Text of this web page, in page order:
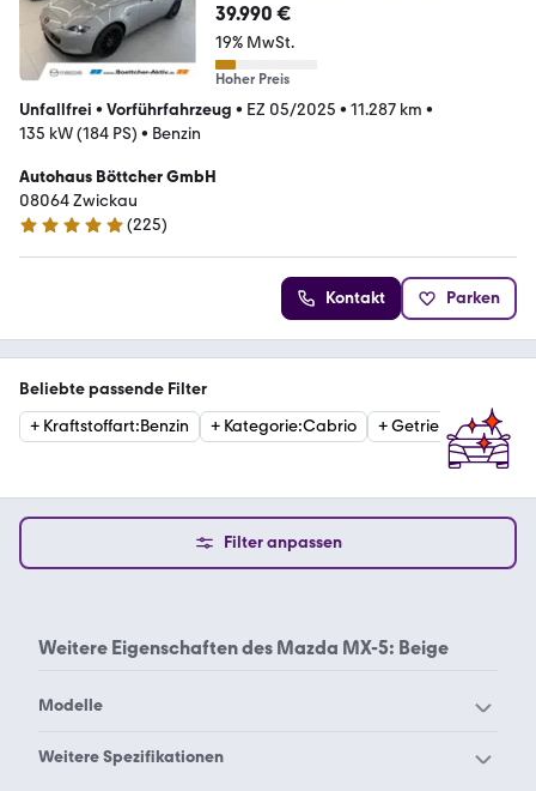
39.990 €
19% MwSt.
Hoher Preis
Unfallfrei • Vorführfahrzeug • EZ 05/2025 • 11.287 km •
135 kW (184 PS) • Benzin
Autohaus Böttcher GmbH
08064 Zwickau
5 Sterne
(225)
Kontakt Parken
Beliebte passende Filter
+ Kraftstoffart:Benzin + Kategorie:Cabrio +Getriebe:
Filter anpassen
Weitere Eigenschaften des Mazda MX-5: Beige
Modelle
Mazda 121
Weitere Spezifikationen